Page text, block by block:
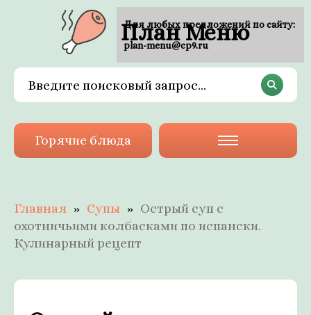
План Меню
Горячие блюда
Главная Супы
Острый суп с
охотничьими колбасками по испански.
Кулинарный рецепт
Для любых предложений по сайту:
plan-menu@cp9.ru